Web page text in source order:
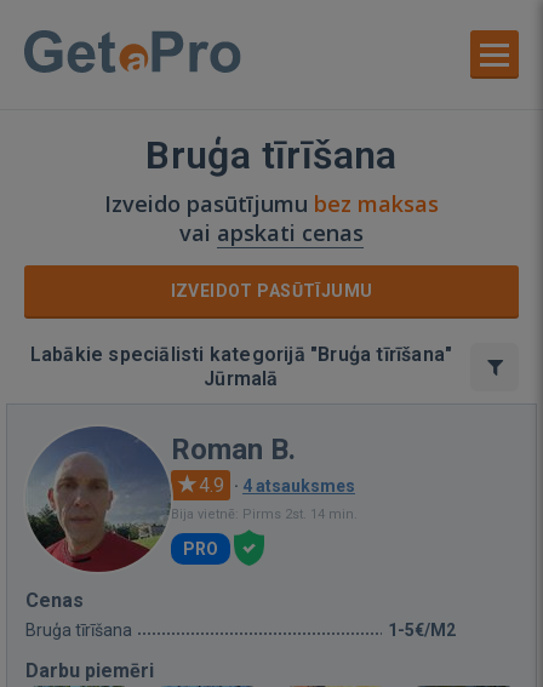
Bruģa tīrīšana
Izveido pasūtījumu bez maksas
vai apskati cenas
IZVEIDOT PASŪTĪJUMU
Labākie speciālisti kategorijā "Bruģa tīrīšana"
Jūrmalā
Roman B.
4.9 · 4 atsauksmes
Bija vietnē: Pirms 2st. 14 min.
PRO
Cenas
Bruģa tīrīšana 1-5€/M2
Darbu piemēri